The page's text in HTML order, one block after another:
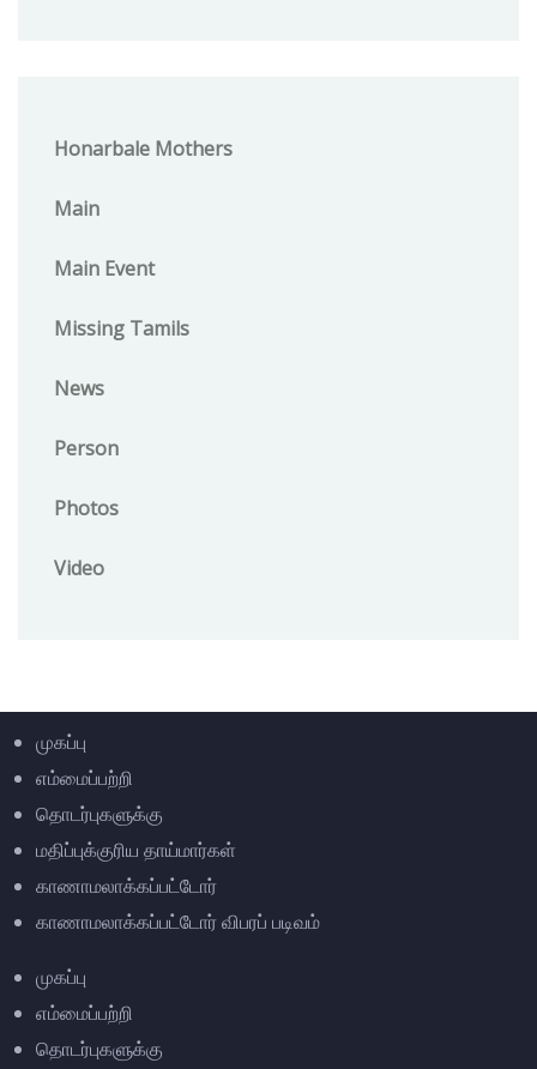
Honarbale Mothers
Main
Main Event
Missing Tamils
News
Person
Photos
Video
முகப்பு
எம்மைப்பற்றி
தொடர்புகளுக்கு
மதிப்புக்குரிய தாய்மார்கள்
காணாமலாக்கப்பட்டோர்
காணாமலாக்கப்பட்டோர் விபரப் படிவம்
முகப்பு
எம்மைப்பற்றி
தொடர்புகளுக்கு